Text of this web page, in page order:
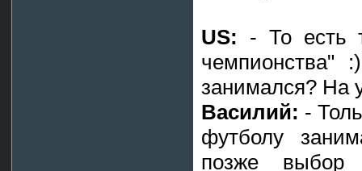
US: - То есть
чемпионства"
занимался? На
Василий: -
футболу
позже